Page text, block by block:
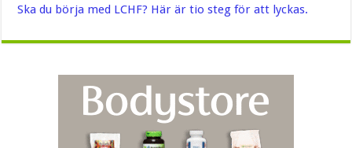
Ska du börja med LCHF? Här är tio steg för att lyckas.